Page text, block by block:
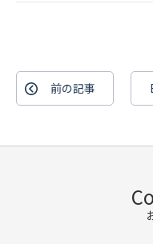
前の記事